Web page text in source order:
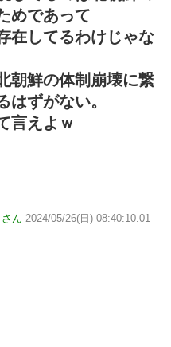
めであって
在してるわけじゃな
朝鮮の体制崩壊に繋
はずがない。
言えよｗ
ん 2024/05/26(日) 08:40:10.01